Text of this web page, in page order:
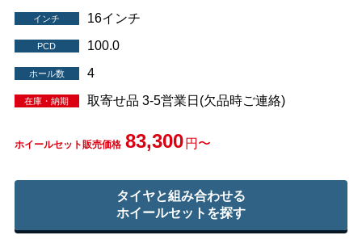
インチ 16インチ
PCD 100.0
ホール数 4
在庫・納期 取寄せ品 3-5営業日(欠品時ご連絡)
ホイールセット販売価格 83,300 円〜
タイヤと組み合わせる
ホイールセットを探す